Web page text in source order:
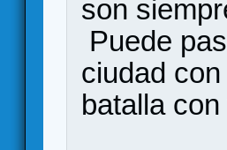
son
Puede
ciudad
batalla